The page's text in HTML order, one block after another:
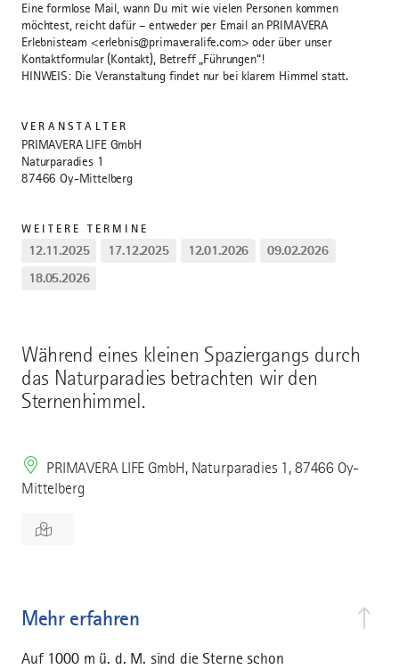
Während eines kleinen Spaziergangs durch
das Naturparadies betrachten wir den
Sternenhimmel.
PRIMAVERA LIFE GmbH, Naturparadies 1, 87466 Oy-
Mittelberg
Mehr erfahren
Auf 1000 m ü. d. M. sind die Sterne schon
Eine formlose Mail, wann Du mit wie vielen Personen kommen
möchtest, reicht dafür – entweder per Email an PRIMAVERA
Erlebnisteam <erlebnis@primaveralife.com> oder über unser
Kontaktformular (Kontakt), Betreff „Führungen“!
HINWEIS: Die Veranstaltung findet nur bei klarem Himmel statt.
VERANSTALTER
PRIMAVERA LIFE GmbH
Naturparadies 1
87466 Oy-Mittelberg
WEITERE TERMINE
12.11.2025 17.12.2025 12.01.2026
09.02.2026
18.05.2026